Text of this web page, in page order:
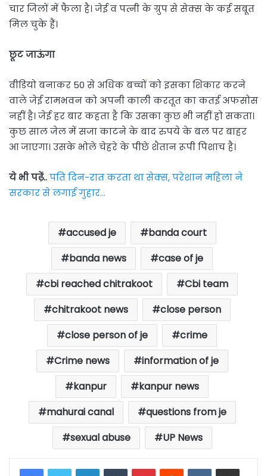
चार जिलों में फैला है। जेई व पत्नी के ग्रुप से सेक्स के कई सबूत
मिल चुके हैं।
छूट जाऊंगा
वीडियो बनाकर 50 से अधिक बच्चों को इसका शिकार करने
वाले जेई रामभवन को अपनी काली करतूत का कतई अफसोस
नहीं है। जेई हर बार कहता है कि उसका कुछ भी नहीं हो सकता।
कुछ साल जेल में सजा काटने के बाद रुपये के बल पर बाहर
आ जाएगा। उसके भोले चेहरे के पीछे शैतान रूपी पिशाच है।
ये भी पढ़ें..पति दिन-रात करता था सेक्स, परेशान महिला ने
सरकार से लगाई गुहार…
accused je
banda court
banda news
case of je
cbi reached chitrakoot
Cbi team
chitrakoot news
close person
close person of je
crime
Crime news
information of je
kanpur
kanpur news
mahurai canal
questions from je
sexual abuse
UP News
LinkedInTumblrPinterestReddit VKontakteShare via Email